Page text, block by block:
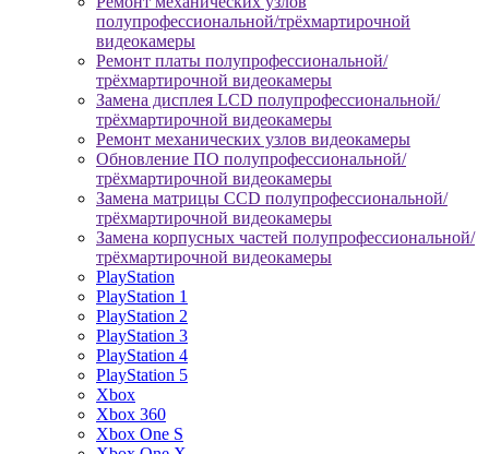
полупрофессиональной/трёхмартирочной
видеокамеры
Ремонт платы полупрофессиональной/
трёхмартирочной видеокамеры
Замена дисплея LCD полупрофессиональной/
трёхмартирочной видеокамеры
Ремонт механических узлов видеокамеры
Обновление ПО полупрофессиональной/
трёхмартирочной видеокамеры
Замена матрицы CCD полупрофессиональной/
трёхмартирочной видеокамеры
Замена корпусных частей полупрофессиональной/
трёхмартирочной видеокамеры
PlayStation
PlayStation 1
PlayStation 2
PlayStation 3
PlayStation 4
PlayStation 5
Xbox
Xbox 360
Xbox One S